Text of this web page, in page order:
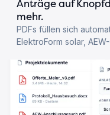
Anträge auf
mehr.
PDFs füllen sich
ElektroForm solar,